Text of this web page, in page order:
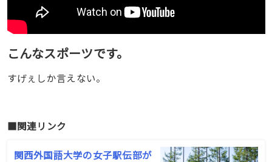
こんなスポーツです。
すげぇしか言えない。
■関連リンク
関西外国語大学の女子駅伝部が